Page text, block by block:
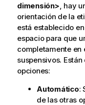
dimensión>, hay
orientación de la
está establecido en
espacio para que
completamente en
suspensivos.
opciones:
Automático:
de las otras